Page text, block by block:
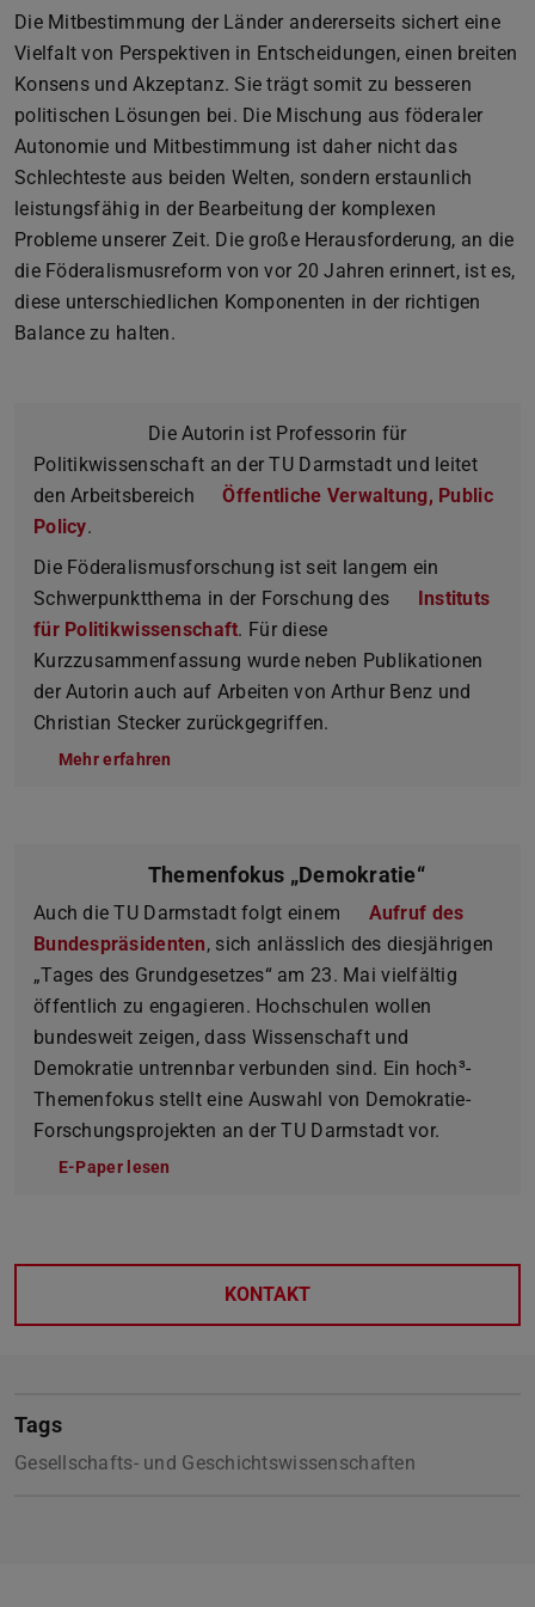
Die Mitbestimmung der Länder andererseits sichert eine
Vielfalt von Perspektiven in Entscheidungen, einen breiten
Konsens und Akzeptanz. Sie trägt somit zu besseren
politischen Lösungen bei. Die Mischung aus föderaler
Autonomie und Mitbestimmung ist daher nicht das
Schlechteste aus beiden Welten, sondern erstaunlich
leistungsfähig in der Bearbeitung der komplexen
Probleme unserer Zeit. Die große Herausforderung, an die
die Föderalismusreform von vor 20 Jahren erinnert, ist es,
diese unterschiedlichen Komponenten in der richtigen
Balance zu halten.
Die Autorin ist Professorin für
Politikwissenschaft an der TU Darmstadt und leitet
den Arbeitsbereich
Öffentliche Verwaltung, Public
Policy.
Die Föderalismusforschung ist seit langem ein
Schwerpunktthema in der Forschung des
Instituts
für Politikwissenschaft. Für diese
Kurzzusammenfassung wurde neben Publikationen
der Autorin auch auf Arbeiten von Arthur Benz und
Christian Stecker zurückgegriffen.
Mehr erfahren
Themenfokus „Demokratie“
Auch die TU Darmstadt folgt einem
Aufruf des
Bundespräsidenten, sich anlässlich des diesjährigen
„Tages des Grundgesetzes“ am 23. Mai vielfältig
öffentlich zu engagieren. Hochschulen wollen
bundesweit zeigen, dass Wissenschaft und
Demokratie untrennbar verbunden sind. Ein hoch³-
Themenfokus stellt eine Auswahl von Demokratie-
Forschungsprojekten an der TU Darmstadt vor.
E-Paper lesen
KONTAKT
Tags
Gesellschafts- und Geschichtswissenschaften